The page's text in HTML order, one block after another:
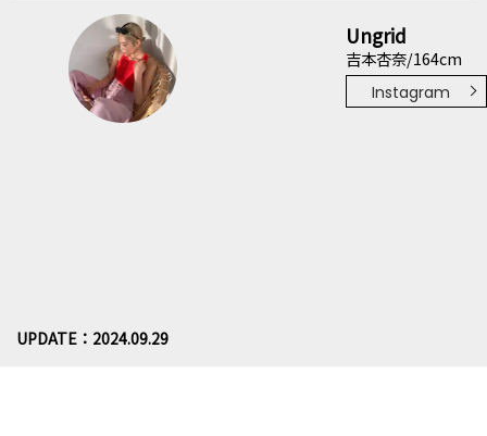
Ungrid
吉本杏奈/164cm
Instagram
UPDATE：2024.09.29